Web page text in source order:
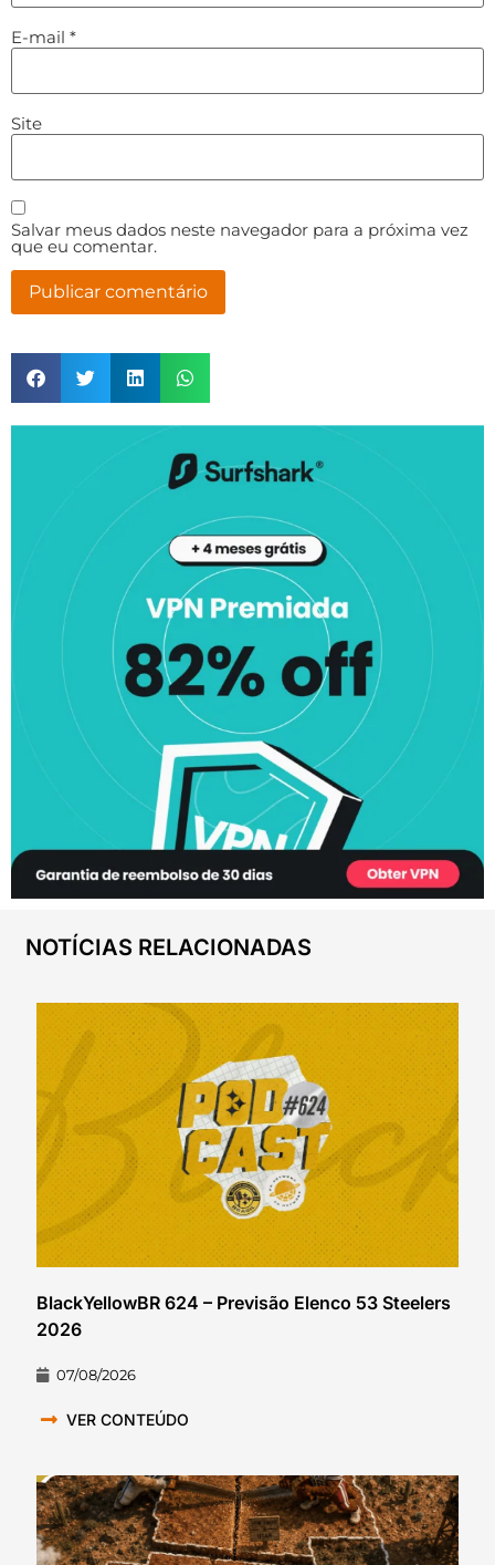
E-mail *
Site
Salvar meus dados neste navegador para a próxima vez
que eu comentar.
NOTÍCIAS RELACIONADAS
BlackYellowBR 624 – Previsão Elenco 53 Steelers
2026
07/08/2026
VER CONTEÚDO